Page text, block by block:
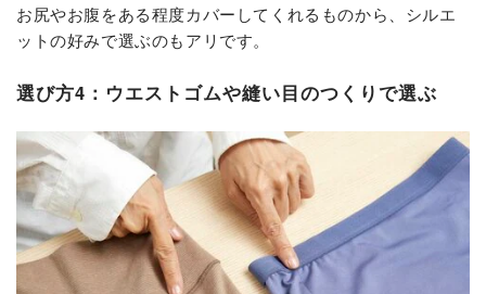
お尻やお腹をある程度カバーしてくれるものから、シルエ
ットの好みで選ぶのもアリです。
選び方4：ウエストゴムや縫い目のつくりで選ぶ